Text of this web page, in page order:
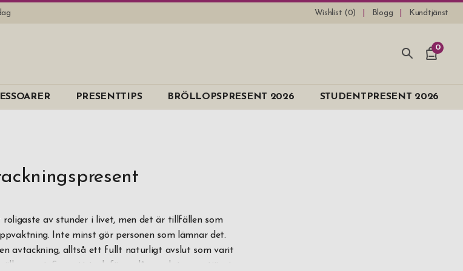
Wishlist (0) Blogg Kundtjänst
0
PRESENTTIPS BRÖLLOPSPRESENT 2026 STUDENTPRESENT 2026
av stunder i livet, men det är tillfällen som
Inte minst gör personen som lämnar det.
avtackning, alltså ett fullt naturligt avslut som varit
EPC
Eva Solo